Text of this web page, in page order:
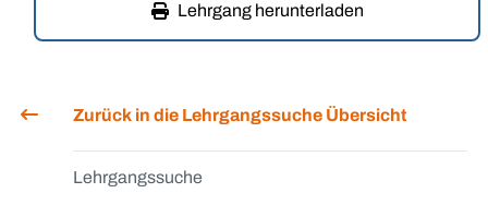
Lehrgang herunterladen
Zurück in die Lehrgangssuche Übersicht
Lehrgangssuche